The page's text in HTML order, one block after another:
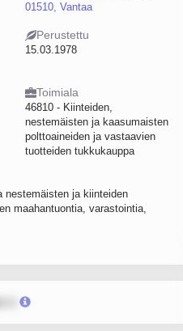
01510, Vantaa
Perustettu
15.03.1978
Toimiala
46810 - Kiinteiden,
nestemäisten ja kaasumaisten
polttoaineiden ja vastaavien
tuotteiden tukkukauppa
nestemäisten ja kiinteiden
maahantuontia, varastointia,